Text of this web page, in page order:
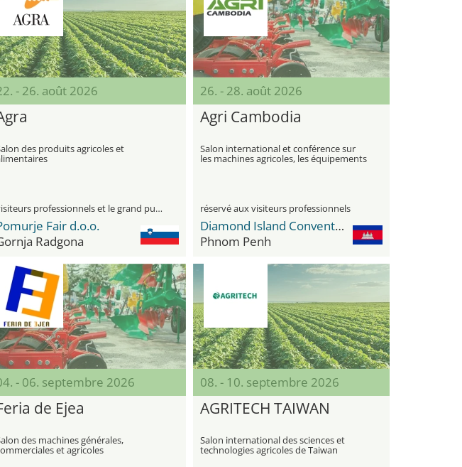
- 26. août 2026
des produits agricoles et
visiteurs professionnels et le grand public
Fair d.o.o.
Radgona
26. - 28. août 2026
Agri Cambodia
Salon international et conférence sur
les machines agricoles, les équipements
et les technologies agricoles au
réservé aux visiteurs professionnels
Diamond Island Convention and Exhibition Center
Phnom Penh
- 06. septembre 2026
de Ejea
des machines générales,
et agricoles
08. - 10. septembre 2026
AGRITECH TAIWAN
Salon international des sciences et
technologies agricoles de Taiwan